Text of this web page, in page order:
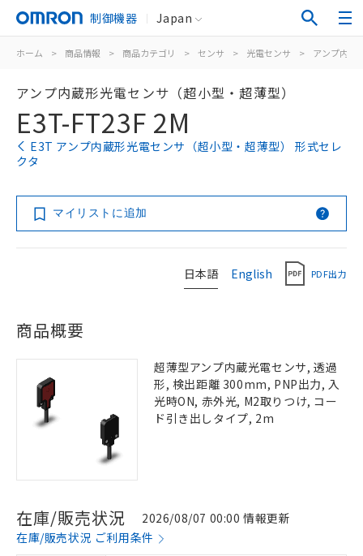
制御機器 Japan
ホーム > 商品情報 > 商品カテゴリ > センサ > 光電センサ > アンプ内蔵
アンプ内蔵形光電センサ（超小型・超薄型）
E3T-FT23F 2M
E3T アンプ内蔵形光電センサ（超小型・超薄型） 形式セレ
クタ
マイリストに追加
日本語 English PDF出力
商品概要
超薄型アンプ内蔵光電センサ, 透過
形, 検出距離 300mm, PNP出力, 入
光時ON, 赤外光, M2取りつけ, コー
ド引き出しタイプ, 2m
在庫/販売状況
2026/08/07 00:00 情報更新
在庫/販売状況 ご利用条件